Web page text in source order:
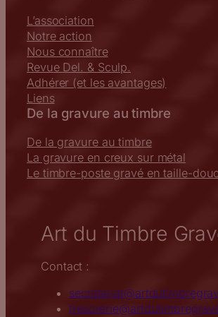
L’association
Notre action
Nous connaître
Revue Del. & Sculp.
Adhérer (et les avantages)
Liens
De la gravure au timbre
De la gravure au timbre
La gravure en creux sur métal
Le timbre-poste gravé en taille-
Art du Timbre
Contact :